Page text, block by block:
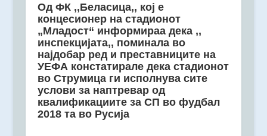
Од ФК ,,Беласица,, кој е
концесионер на стадионот
„Младост“ информираа дека ,,
инспекцијата,, поминала во
најдобар ред и преставниците на
УЕФА констатирале дека стадионот
во Струмица ги исполнува сите
услови за наптревар од
квалификациите за СП во фудбал
2018 та во Русија